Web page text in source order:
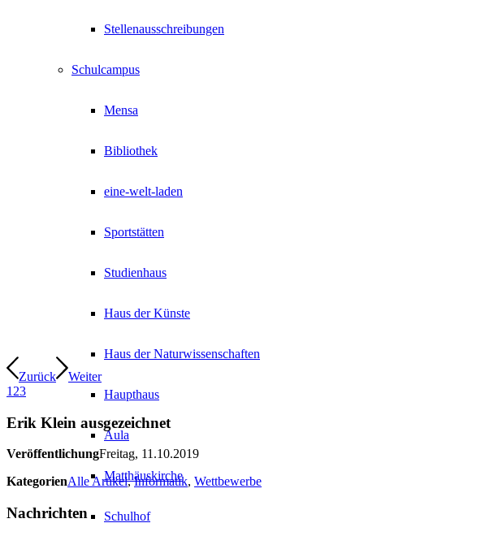
Stellenausschreibungen
Schulcampus
Mensa
Bibliothek
eine-welt-laden
Sportstätten
Studienhaus
Haus der Künste
Haus der Naturwissenschaften
Haupthaus
Aula
Matthäuskirche
Schulhof
Zurück
Weiter
1 23
Erik Klein ausgezeichnet
VeröffentlichungFreitag, 11.10.2019
KategorienAlle Artikel,Informatik, Wettbewerbe
Nachrichten